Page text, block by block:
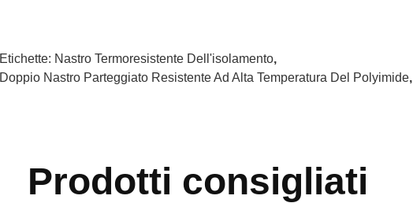
Etichette: Nastro Termoresistente Dell'isolamento,
Doppio Nastro Parteggiato Resistente Ad Alta Temperatura Del Polyimide,
Prodotti consigliati